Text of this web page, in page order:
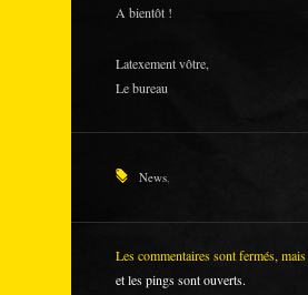
A bientôt !
Latexement vôtre,
Le bureau
News,
Les commentaires sont fermés, mais
et les pings sont ouverts.